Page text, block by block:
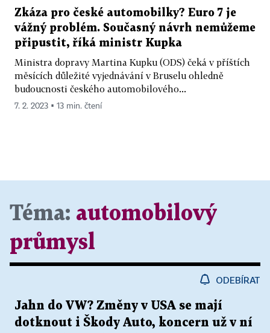
Zkáza pro české automobilky? Euro 7 je
vážný problém. Současný návrh nemůžeme
připustit, říká ministr Kupka
Ministra dopravy Martina Kupku (ODS) čeká v příštích
měsících důležité vyjednávání v Bruselu ohledně
budoucnosti českého automobilového...
7. 2. 2023 ▪ 13 min. čtení
Téma: automobilový
průmysl
ODEBÍRAT
Jahn do VW? Změny v USA se mají
dotknout i Škody Auto, koncern už v ní